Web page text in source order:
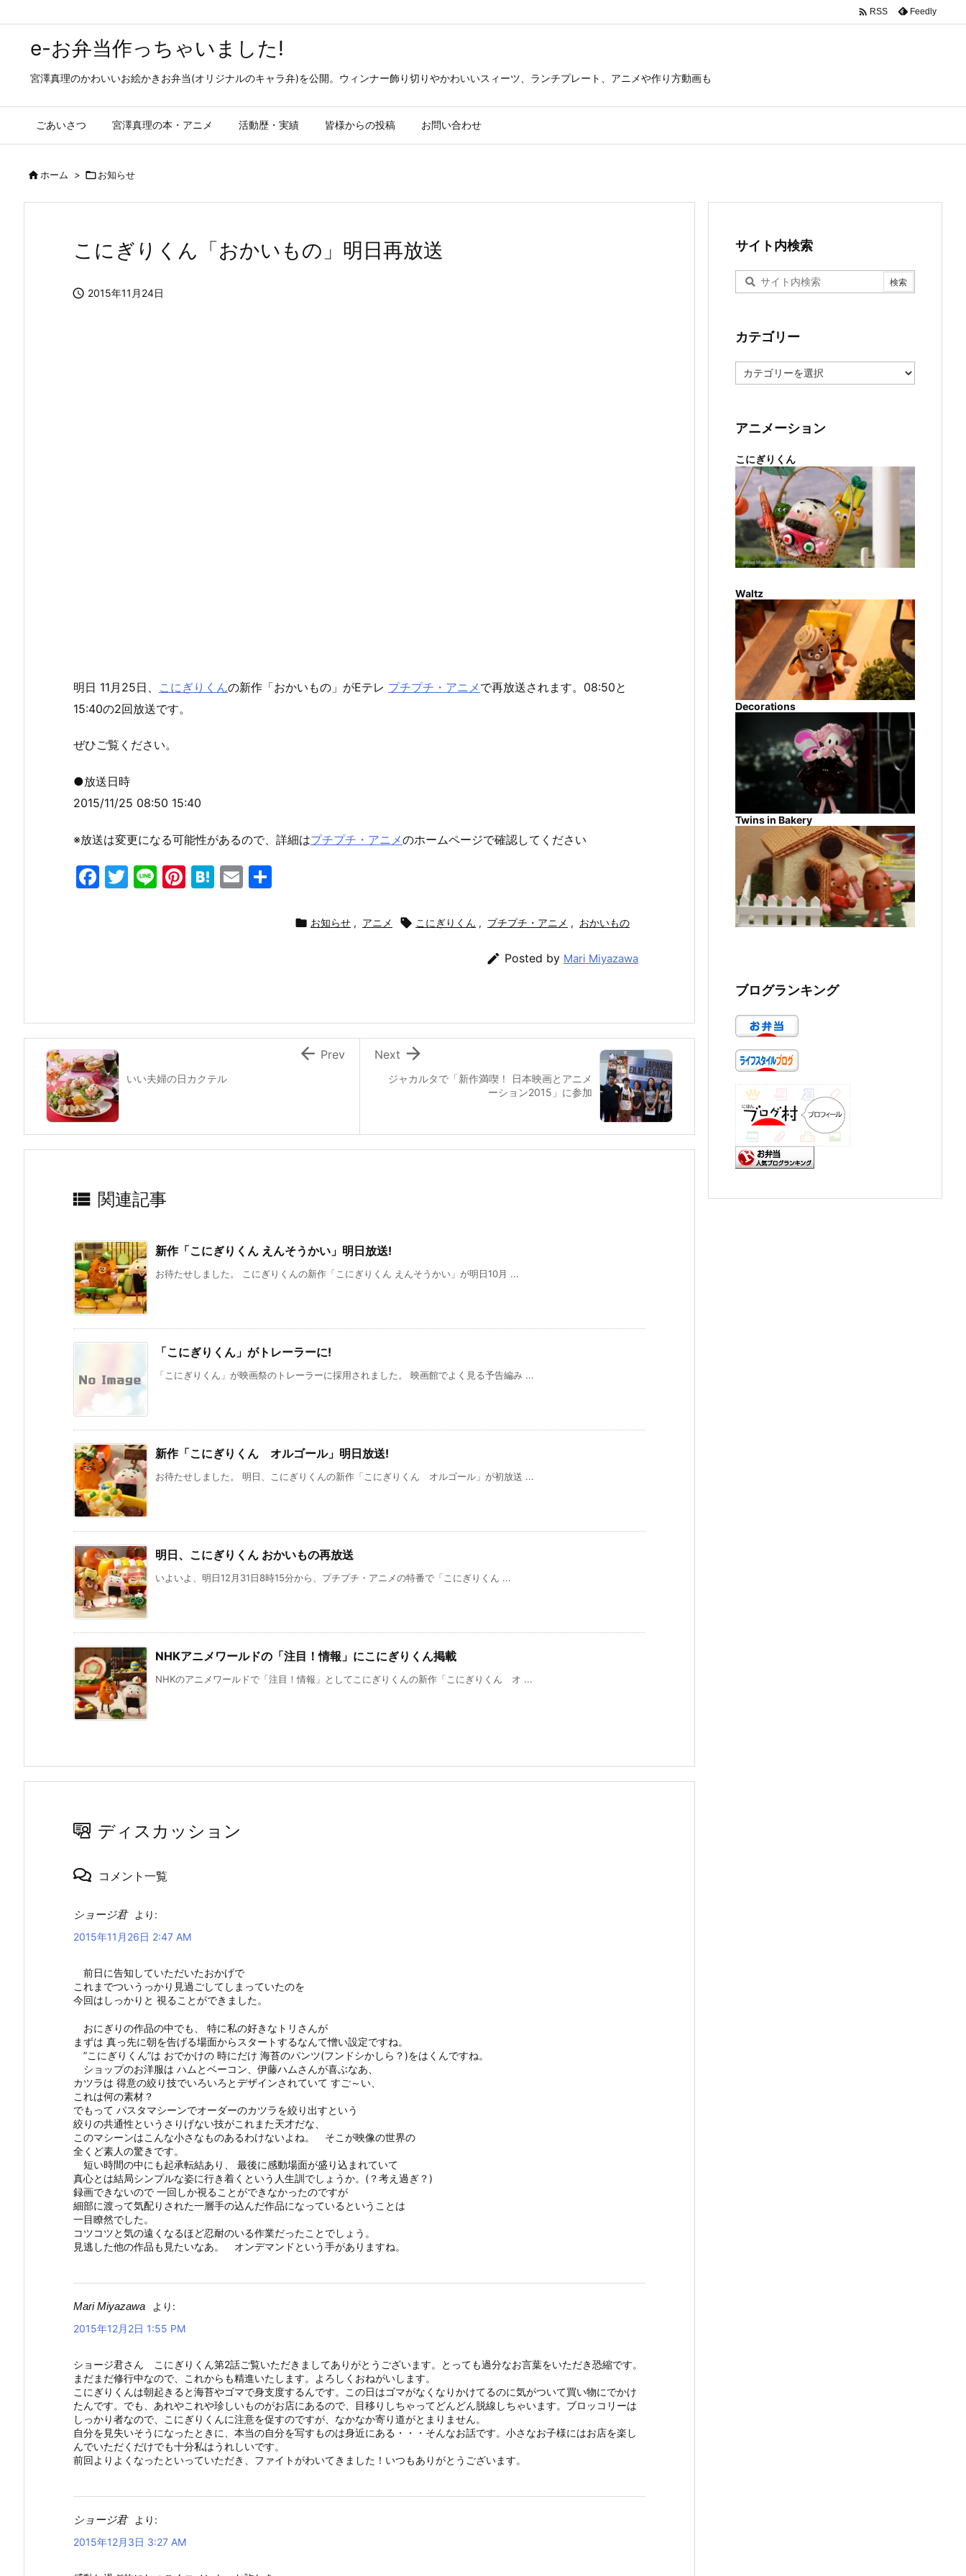
e-お弁当作っちゃいました!
宮澤真理のかわいいお絵かきお弁当(オリジナルのキャラ弁)を公開。ウィンナー飾り切りやかわいいスィーツ、ランチプレート、アニメや作り方動画も
ごあいさつ 宮澤真理の本・アニメ 活動歴・実績 皆様からの投稿 お問い合わせ
 RSS Feedly
ホーム > お知らせ
こにぎりくん「おかいもの」明日再放送
 2015年11月24日
明日 11月25日、 こにぎりくんの新作「おかいもの」がEテレ プチプチ・アニメ で再放送されます。08:50と
15:40の2回放送です。
ぜひご覧ください。
●放送日時
2015/11/25 08:50 15:40
※放送は変更になる可能性があるので、詳細はプチプチ・アニメのホームページで確認してください
F
k
T
Li Pi H
E
 お知らせ , アニメ  こにぎりくん , プチプチ・アニメ , おかいもの
 Posted by Mari Miyazawa
ジャカルタで「新作満喫！ 日本映画とアニメ
ーション2015」に参加

Next
いい夫婦の日カクテル
 Prev
 関連記事
新作「こにぎりくん えんそうかい」明日放送!
お待たせしました。 こにぎりくんの新作「こにぎりくん えんそうかい」が明日10月 ...
「こにぎりくん」がトレーラーに!
「こにぎりくん」が映画祭のトレーラーに採用されました。 映画館でよく見る予告編み ...
新作「こにぎりくん オルゴール」明日放送!
お待たせしました。 明日、こにぎりくんの新作「こにぎりくん オルゴール」が初放送 ...
明日、こにぎりくん おかいもの再放送
いよいよ、明日12月31日8時15分から、プチプチ・アニメの特番で「こにぎりくん ...
NHKアニメワールドの「注目！情報」にこにぎりくん掲載
NHKのアニメワールドで「注目！情報」としてこにぎりくんの新作「こにぎりくん オ ...
ディスカッション
コメント一覧
ショージ君
より:
2015年11月26日 2:47 AM
前日に告知していただいたおかげで
これまでついうっかり見過ごしてしまっていたのを
今回はしっかりと 視ることができました。
おにぎりの作品の中でも、 特に私の好きなトリさんが
まずは 真っ先に朝を告げる場面からスタートするなんて憎い設定ですね。
”こにぎりくん”は おでかけの 時にだけ 海苔のパンツ(フンドシかしら？)をはくんですね。
ショップのお洋服は ハムとベーコン、伊藤ハムさんが喜ぶなあ、
カツラは 得意の絞り技でいろいろとデザインされていて すご～い、
これは何の素材？
でもって パスタマシーンでオーダーのカツラを絞り出すという
絞りの共通性というさりげない技がこれまた天才だな、
このマシーンはこんな小さなものあるわけないよね。 そこが映像の世界の
全くど素人の驚きです。
短い時間の中にも起承転結あり、 最後に感動場面が盛り込まれていて
真心とは結局シンプルな姿に行き着くという人生訓でしょうか。(？考え過ぎ？)
録画できないので 一回しか視ることができなかったのですが
細部に渡って気配りされた一層手の込んだ作品になっているということは
一目瞭然でした。
コツコツと気の遠くなるほど忍耐のいる作業だったことでしょう。
見逃した他の作品も見たいなあ。 オンデマンドという手がありますね。
Mari Miyazawa
より:
2015年12月2日 1:55 PM
ショージ君さん こにぎりくん第2話ご覧いただきましてありがとうございます。とっても過分なお言葉をいただき恐縮です。
まだまだ修行中なので、これからも精進いたします。よろしくおねがいします。
こにぎりくんは朝起きると海苔やゴマで身支度するんです。この日はゴマがなくなりかけてるのに気がついて買い物にでかけ
たんです。でも、あれやこれや珍しいものがお店にあるので、目移りしちゃってどんどん脱線しちゃいます。ブロッコリーは
しっかり者なので、こにぎりくんに注意を促すのですが、なかなか寄り道がとまりません。
自分を見失いそうになったときに、本当の自分を写すものは身近にある・・・そんなお話です。小さなお子様にはお店を楽し
んでいただくだけでも十分私はうれしいです。
前回よりよくなったといっていただき、ファイトがわいてきました！いつもありがとうございます。
ショージ君
より:
2015年12月3日 3:27 AM
サイト内検索
カテゴリー
テ
ー
アニメーション
こにぎりくん
Waltz
Decorations
Twins in Bakery
ブログランキング